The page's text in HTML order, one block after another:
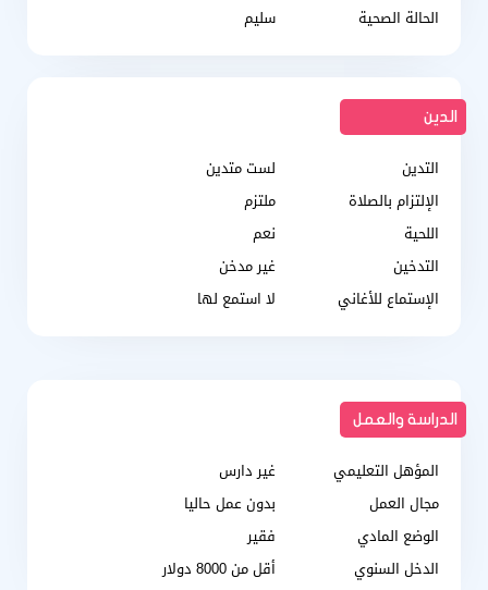
الحالة الصحية
سليم
الدين
التدين
لست متدين
الإلتزام بالصلاة
ملتزم
اللحية
نعم
التدخين
غير مدخن
الإستماع للأغاني
لا استمع لها
الدراسة والعمل
المؤهل التعليمي
غير دارس
مجال العمل
بدون عمل حاليا
الوضع المادي
فقير
الدخل السنوي
أقل من 8000 دولار